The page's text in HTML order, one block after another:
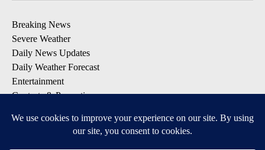
Breaking News
Severe Weather
Daily News Updates
Daily Weather Forecast
Entertainment
Contests & Promotions
DOWNLOAD OUR APPS